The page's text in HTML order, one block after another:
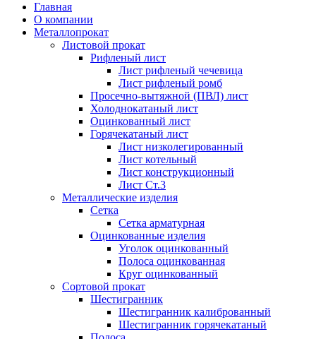
Главная
О компании
Металлопрокат
Листовой прокат
Рифленый лист
Лист рифленый чечевица
Лист рифленый ромб
Просечно-вытяжной (ПВЛ) лист
Холоднокатаный лист
Оцинкованный лист
Горячекатаный лист
Лист низколегированный
Лист котельный
Лист конструкционный
Лист Ст.3
Металлические изделия
Сетка
Сетка арматурная
Оцинкованные изделия
Уголок оцинкованный
Полоса оцинкованная
Круг оцинкованный
Сортовой прокат
Шестигранник
Шестигранник калиброванный
Шестигранник горячекатаный